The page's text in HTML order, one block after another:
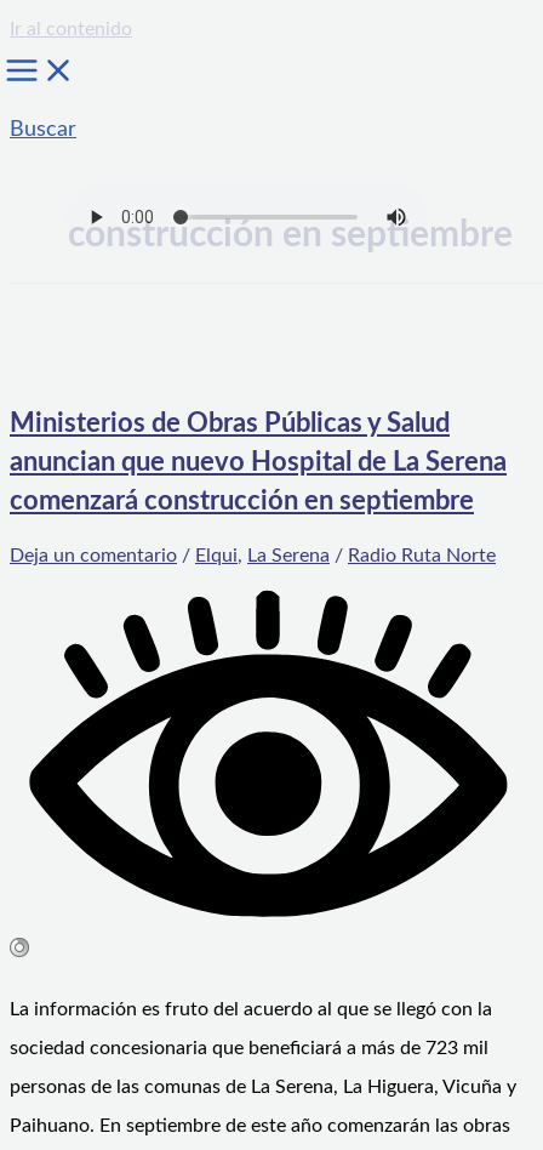
Ir al contenido
Buscar
construcción en septiembre
Ministerios de Obras Públicas y Salud
anuncian que nuevo Hospital de La Serena
comenzará construcción en septiembre
Deja un comentario / Elqui, La Serena / Radio Ruta Norte
La información es fruto del acuerdo al que se llegó con la
sociedad concesionaria que beneficiará a más de 723 mil
personas de las comunas de La Serena, La Higuera, Vicuña y
Paihuano. En septiembre de este año comenzarán las obras